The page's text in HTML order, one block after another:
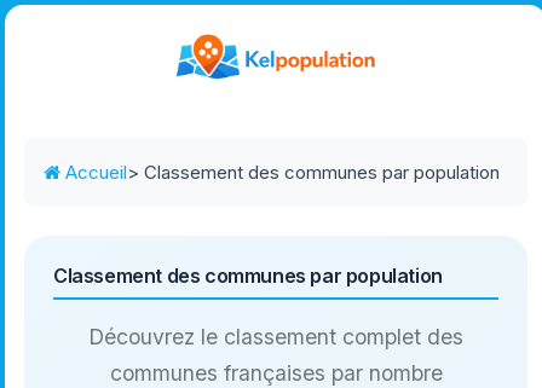
Accueil> Classement des communes par population
Classement des communes par population
Découvrez le classement complet des
communes françaises par nombre